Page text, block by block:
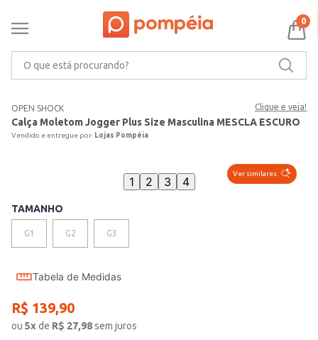
0
OPEN SHOCK Clique e veja!
Calça Moletom Jogger Plus Size Masculina MESCLA ESCURO
Lojas Pompéia
Ver similares
1 2 3 4
TAMANHO
G1 G2 G3
Tabela de Medidas
R$ 139,90
ou 5xde R$ 27,98sem juros